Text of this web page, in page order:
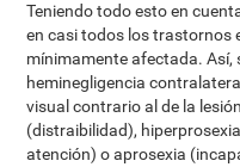
Teniendo todo esto en
en casi todos los trastornos
mínimamente afectada. Así,
heminegligencia
visual contrario al de la
(distraibilidad),
atención) o aprosexia